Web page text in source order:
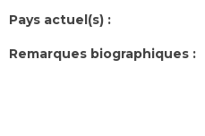
Pays actuel(s) :
Remarques biographiques :